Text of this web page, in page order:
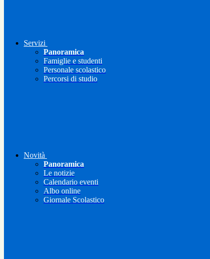
Servizi
Panoramica
Famiglie e studenti
Personale scolastico
Percorsi di studio
Novità
Panoramica
Le notizie
Calendario eventi
Albo online
Giornale Scolastico